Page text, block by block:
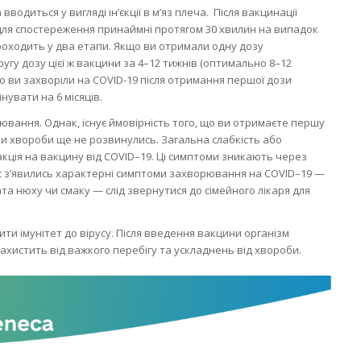
у вигляді ін’єкції в м’яз плеча. Після вакцинації
спостереження принаймні протягом 30 хвилин на випадок
у два етапи. Якщо ви отримали одну дозу
дозу цієї ж вакцини за 4–12 тижнів (оптимально 8–12
захворіли на COVID-19 після отримання першої дози
на 6 місяців.
Однак, існує ймовірність того, що ви отримаєте першу
хвороби ще не розвинулись. Загальна слабкість або
на вакцину від COVID–19. Ці симптоми зникають через
з’явились характерні симптоми захворювання на COVID–19 —
нюху чи смаку — слід звернутися до сімейного лікаря для
імунітет до вірусу. Після введення вакцини організм
від важкого перебігу та ускладнень від хвороби.